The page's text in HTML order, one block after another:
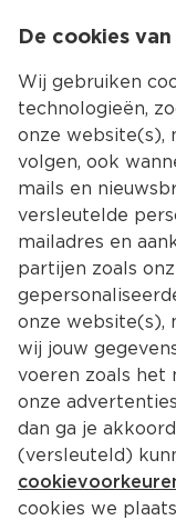
De cookies van
Wij gebruiken
technologieën,
onze website(s),
volgen, ook
mails en
versleutelde
mailadres en
partijen zoals
onze website(s),
wij jouw
voeren zoals het
onze
dan ga je
(versleuteld)
cookies we